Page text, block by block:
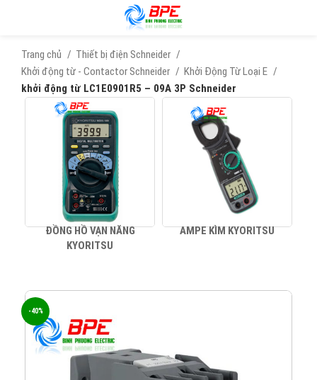
Trang chủ
Thiết bị điện Schneider
Khởi động từ - Contactor Schneider
Khởi Động Từ Loại E
khởi động từ LC1E0901R5 – 09A 3P Schneider
ĐỒNG HỒ VẠN NĂNG
KYORITSU
AMPE KÌM KYORITSU
-40%